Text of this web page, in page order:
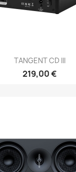
TANGENT CD III
219,00 €